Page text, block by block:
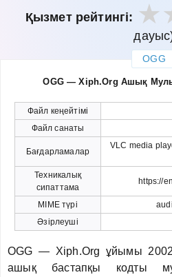
Қызмет рейтингі:
OGG
OGG — Xiph.Org Ашық
Файл кеңейтімі
Файл санаты
Бағдарламалар
VLC media
Техникалық
сипаттама
https://
MIME түрі
Әзірлеуші
OGG — Xiph.Org ұйымы
ашық бастапқы кодты